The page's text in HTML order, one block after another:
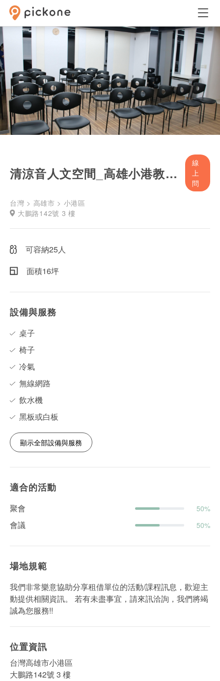
清涼音人文空間_高雄小港教室&3F交誼廳-包場計時收費
線
上
問
台灣 > 高雄市 > 小港區
大鵬路142號 3 樓
可容納25人
面積16坪
設備與服務
桌子
椅子
冷氣
無線網路
飲水機
黑板或白板
顯示全部設備與服務
適合的活動
聚會 50%
會議 50%
場地規範
我們非常樂意協助分享租借單位的活動/課程訊息，歡迎主
動提供相關資訊。 若有未盡事宜，請來訊洽詢，我們將竭
誠為您服務!!
位置資訊
台灣高雄市小港區
大鵬路142號 3 樓